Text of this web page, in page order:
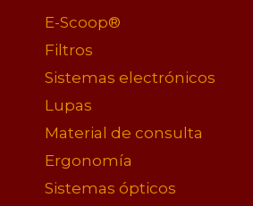
E-Scoop®
Filtros
Sistemas electrónicos
Lupas
Material de consulta
Ergonomía
Sistemas ópticos